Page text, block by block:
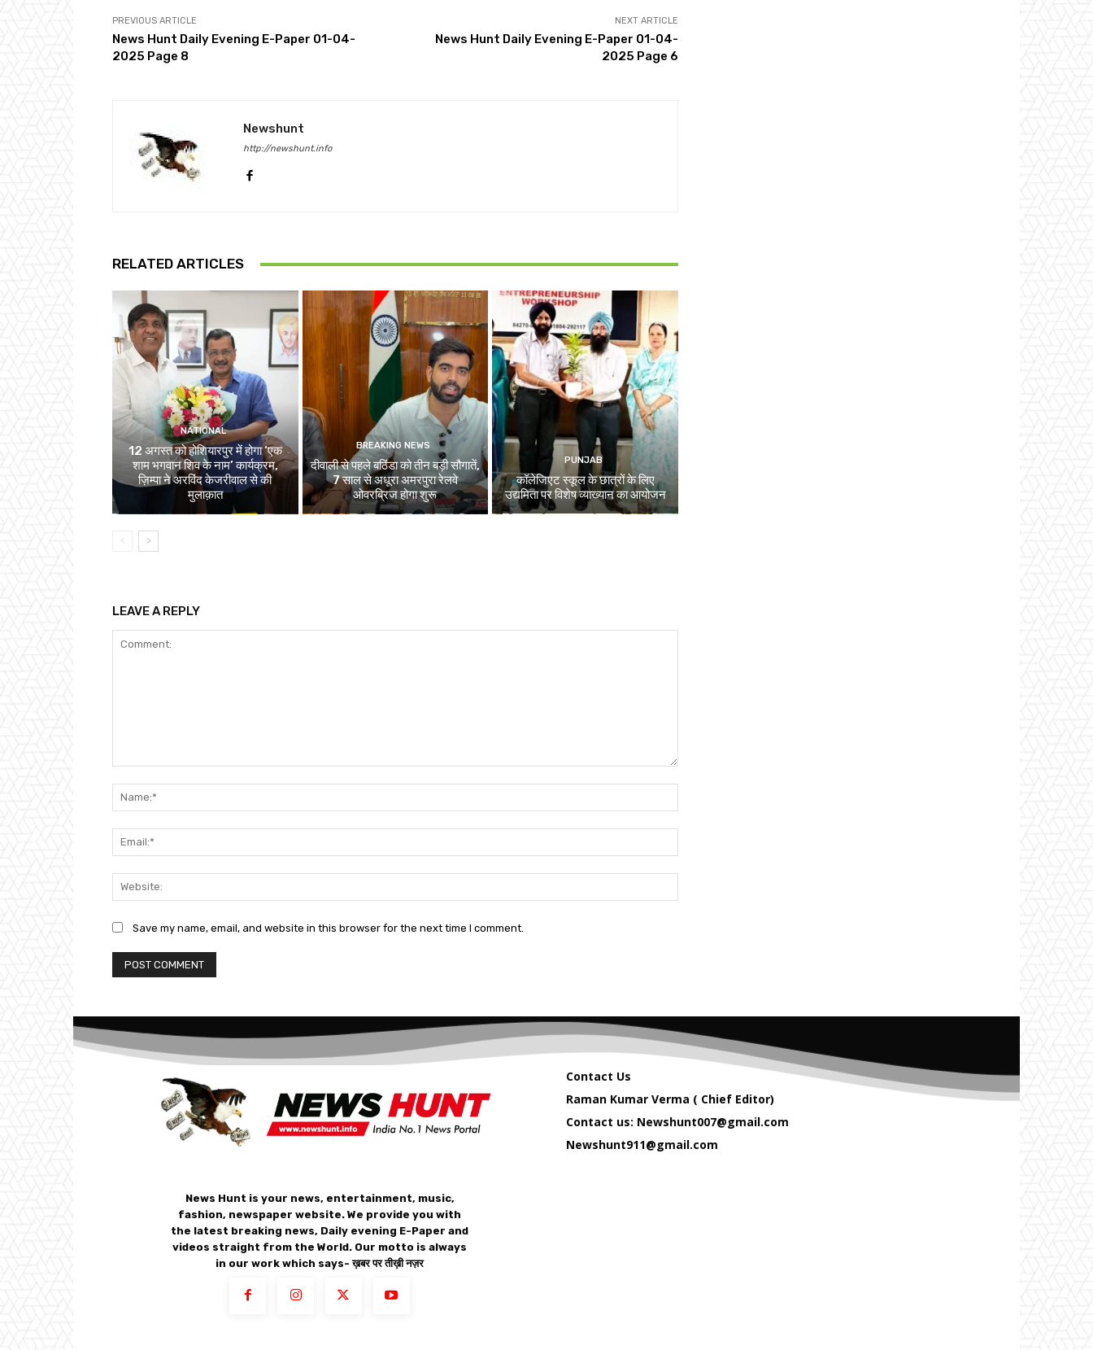
PREVIOUS ARTICLE
News Hunt Daily Evening E-Paper 01-04-
2025 Page 8
NEXT ARTICLE
News Hunt Daily Evening E-Paper 01-04-
2025 Page 6
Newshunt
http://newshunt.info
RELATED ARTICLES
NATIONAL
12 अगस्त को होशियारपुर में होगा ‘एक
शाम भगवान शिव के नाम’ कार्यक्रम,
ज़िम्पा ने अरविंद केजरीवाल से की
मुलाक़ात
BREAKING NEWS
दीवाली से पहले बठिंडा को तीन बड़ी सौगातें,
7 साल से अधूरा अमरपुरा रेलवे
ओवरब्रिज होगा शुरू
PUNJAB
कॉलेजिएट स्कूल के छात्रों के लिए
उद्यमिता पर विशेष व्याख्यान का आयोजन
LEAVE A REPLY
Save my name, email, and website in this browser for the next time I comment.
News Hunt is your news, entertainment, music,
fashion, newspaper website. We provide you with
the latest breaking news, Daily evening E-Paper and
videos straight from the World. Our motto is always
in our work which says- ख़बर पर तीख़ी नज़र
Contact Us
Raman Kumar Verma ( Chief Editor)
Contact us: Newshunt007@gmail.com
Newshunt911@gmail.com